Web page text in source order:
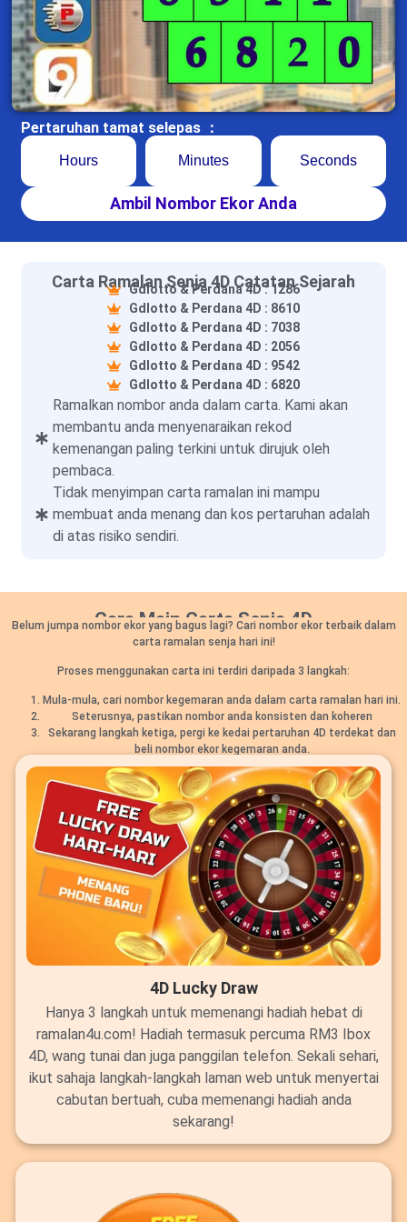
Pertaruhan tamat selepas ：
Hours Minutes Seconds
Ambil Nombor Ekor Anda
Carta Ramalan Senja 4D Catatan Sejarah
Gdlotto & Perdana 4D : 1286
Gdlotto & Perdana 4D : 8610
Gdlotto & Perdana 4D : 7038
Gdlotto & Perdana 4D : 2056
Gdlotto & Perdana 4D : 9542
Gdlotto & Perdana 4D : 6820
Ramalkan nombor anda dalam carta. Kami akan
membantu anda menyenaraikan rekod
kemenangan paling terkini untuk dirujuk oleh
pembaca.
Tidak menyimpan carta ramalan ini mampu
membuat anda menang dan kos pertaruhan adalah
di atas risiko sendiri.
Cara Main Carta Senja 4D
Belum jumpa nombor ekor yang bagus lagi? Cari nombor ekor terbaik dalam
carta ramalan senja hari ini!
Proses menggunakan carta ini terdiri daripada 3 langkah:
Mula-mula, cari nombor kegemaran anda dalam carta ramalan hari ini.
Seterusnya, pastikan nombor anda konsisten dan koheren
Sekarang langkah ketiga, pergi ke kedai pertaruhan 4D terdekat dan
beli nombor ekor kegemaran anda.
4D Lucky Draw
Hanya 3 langkah untuk memenangi hadiah hebat di
ramalan4u.com! Hadiah termasuk percuma RM3 Ibox
4D, wang tunai dan juga panggilan telefon. Sekali sehari,
ikut sahaja langkah-langkah laman web untuk menyertai
cabutan bertuah, cuba memenangi hadiah anda
sekarang!